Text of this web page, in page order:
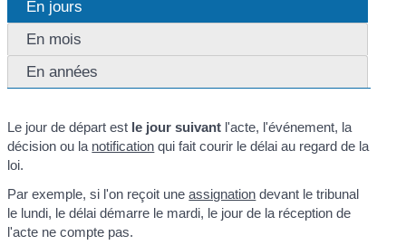
En jours
En mois
En années
Le jour de départ est le jour suivant l'acte, l'événement, la
décision ou la notification qui fait courir le délai au regard de la
loi.
Par exemple, si l'on reçoit uneassignation devant le tribunal
le lundi, le délai démarre le mardi, le jour de la réception de
l'acte ne compte pas.